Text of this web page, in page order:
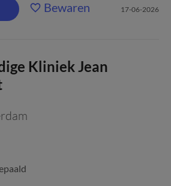
Bewaren 17-06-2026
Kliniek Jean